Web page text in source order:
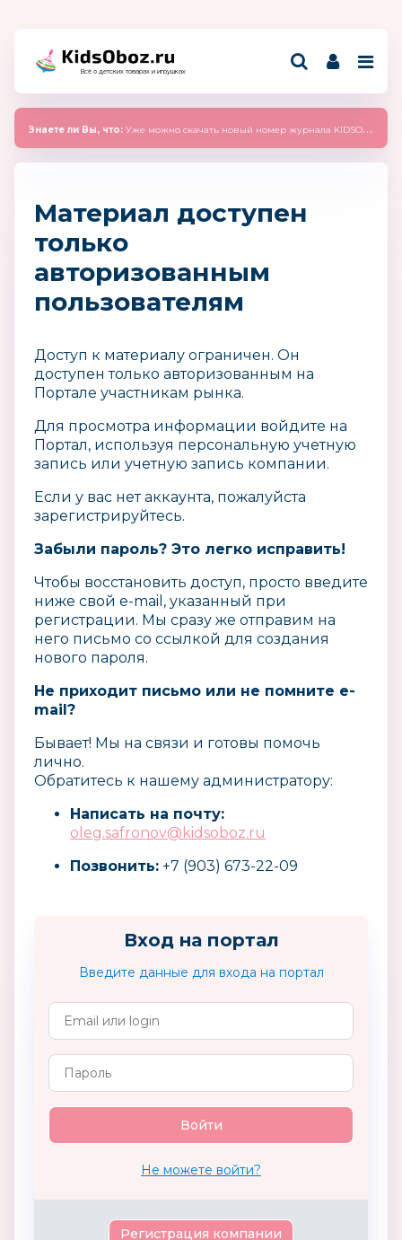
Всё о детских товарах и игрушках
Знаете ли Вы, что: Уже можно скачать новый номер журнала KIDSOBOZ 2025 (сентябрь)
Материал доступен
только
авторизованным
пользователям
Доступ к материалу ограничен. Он
доступен только авторизованным на
Портале участникам рынка.
Для просмотра информации войдите на
Портал, используя персональную учетную
запись или учетную запись компании.
Если у вас нет аккаунта, пожалуйста
зарегистрируйтесь.
Забыли пароль? Это легко исправить!
Чтобы восстановить доступ, просто введите
ниже свой e-mail, указанный при
регистрации. Мы сразу же отправим на
него письмо со ссылкой для создания
нового пароля.
Не приходит письмо или не помните e-
mail?
Бывает! Мы на связи и готовы помочь
лично.
Обратитесь к нашему администратору:
Написать на почту:
oleg.safronov@kidsoboz.ru
Позвонить: +7 (903) 673-22-09
Вход на портал
Введите данные для входа на портал
Не можете войти?
Регистрация компании